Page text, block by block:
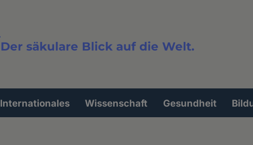
Der säkulare Blick auf die Welt.
Volltextsuche
Internationales Wissenschaft Gesundheit